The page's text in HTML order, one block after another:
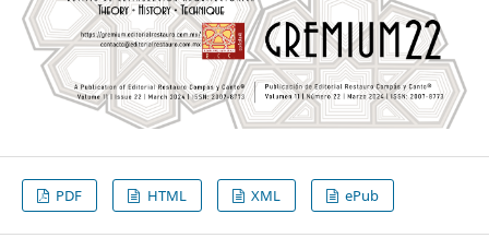
PDF HTML XML ePub